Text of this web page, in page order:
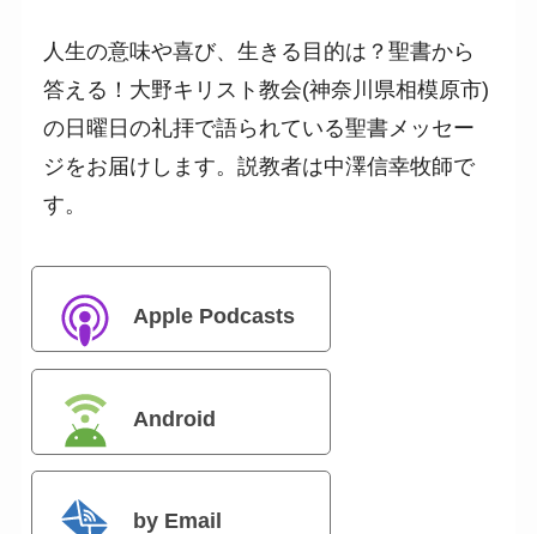
人生の意味や喜び、生きる目的は？聖書から
答える！大野キリスト教会(神奈川県相模原市)
の日曜日の礼拝で語られている聖書メッセー
ジをお届けします。説教者は中澤信幸牧師で
す。
Apple Podcasts
Android
by Email